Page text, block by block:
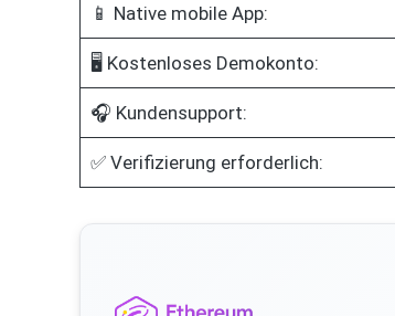
📱 Native mobile App:
🖥️ Kostenloses Demokonto:
🎧 Kundensupport:
✅ Verifizierung erforderlich: